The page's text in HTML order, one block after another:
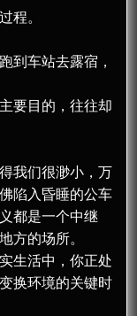
程。
到车站去露宿，
要目的，往往却
我们很渺小，万
陷入昏睡的公车
都是一个中继
方的场所。
生活中，你正处
换环境的关键时